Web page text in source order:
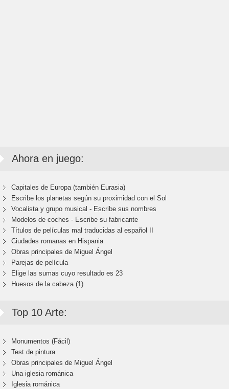
Ahora en juego:
Capitales de Europa (también Eurasia)
Escribe los planetas según su proximidad con el Sol
Vocalista y grupo musical - Escribe sus nombres
Modelos de coches - Escribe su fabricante
Títulos de películas mal traducidas al español II
Ciudades romanas en Hispania
Obras principales de Miguel Ángel
Parejas de película
Elige las sumas cuyo resultado es 23
Huesos de la cabeza (1)
Top 10 Arte:
Monumentos (Fácil)
Test de pintura
Obras principales de Miguel Ángel
Una iglesia románica
Iglesia románica